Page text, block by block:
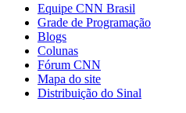
Equipe CNN Brasil
Grade de Programação
Blogs
Colunas
Fórum CNN
Mapa do site
Distribuição do Sinal